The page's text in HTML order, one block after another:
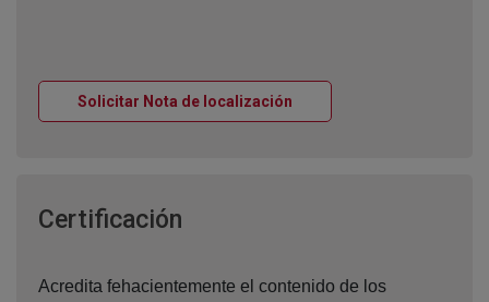
Solicitar Nota de localización
Certificación
Acredita fehacientemente el contenido de los